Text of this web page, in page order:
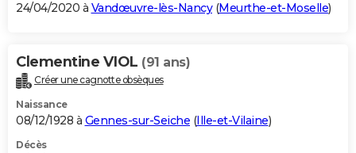
24/04/2020 à Vandœuvre-lès-Nancy(Meurthe-et-Moselle)
Clementine VIOL (91 ans)
Créer une cagnotte obsèques
Naissance
08/12/1928 à Gennes-sur-Seiche (Ille-et-Vilaine)
Décès